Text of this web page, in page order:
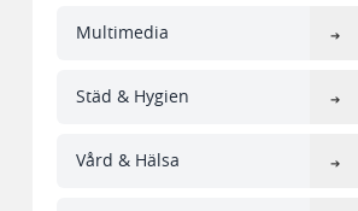
Multimedia
Städ & Hygien
Vård & Hälsa